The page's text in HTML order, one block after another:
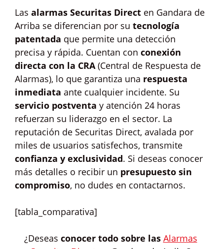
Las alarmas Securitas Direct en Gandara de
Arriba se diferencian por su tecnología
patentada que permite una detección
precisa y rápida. Cuentan con conexión
directa con la CRA(Central de Respuesta de
Alarmas), lo que garantiza una respuesta
inmediata ante cualquier incidente. Su
servicio postventa y atención 24 horas
refuerzan su liderazgo en el sector. La
reputación de Securitas Direct, avalada por
miles de usuarios satisfechos, transmite
confianza y exclusividad. Si deseas conocer
más detalles o recibir un presupuesto sin
compromiso, no dudes en contactarnos.
[tabla_comparativa]
¿Deseas conocer todo sobre las Alarmas